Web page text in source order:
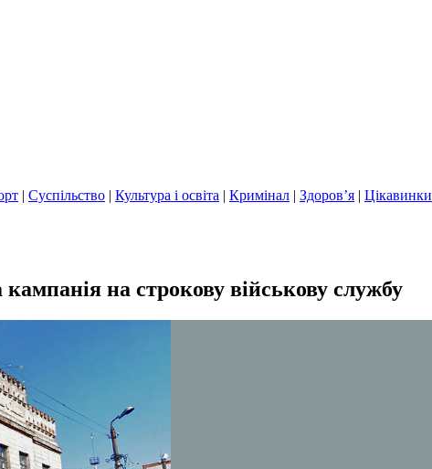
| Суспільство | Культура і освіта | Кримінал | Здоров’я | Цікавинки
на строкову військову службу